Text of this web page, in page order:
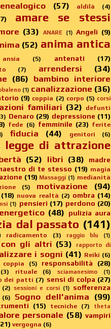
(57) aldilà (4)
amare se stessi
(33) ANARE (1) Angeli (9)
(52) anima antica
ansia (5) antenati (17)
(7) arrendersi
(34)
(86) bambino interiore
(1) canalizzazione (36)
(9) coppia (2) corpo (5) corsi
familiari (32) defunti
Denaro (29) depressione (11)
fede (6) femminile (23) ferite
fiducia (44) genitori
(6)
legge di attrazione
(52) libri (38)
madre
di te stesso (19) magia
(19) Massaggi (1) medianità
(5) motivazione (94)
(18) nuova realtà (2) ombra (14)
(1) pensieri (17) perdono (20)
(48)
pulizia aura
dal passato (141)
radicamento (3) raggio blu (1)
gli altri (53)
rapporto di
i sogni (41) Reiki (6)
(5) responsabilità (28)
(3) rituale (6) sciamanesimo (1)
dei patti (7) sensi di colpa (27)
(2) sessioni e corsi (1)
sofferenza
(6) Sogno dell'anima (99)
(15) tecniche (7)
theta
personale (58) vampiri
vergogna (6)